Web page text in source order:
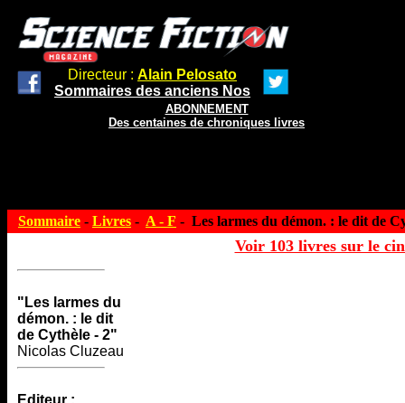
Directeur : Alain Pelosato
Sommaires des anciens Nos
ABONNEMENT
Des centaines de chroniques livres
Sommaire - Livres - A - F - Les larmes du démon. : le dit de
Voir 103 livres sur le
"Les larmes du
démon. : le dit
de Cythèle - 2"
Nicolas Cluzeau
Editeur :